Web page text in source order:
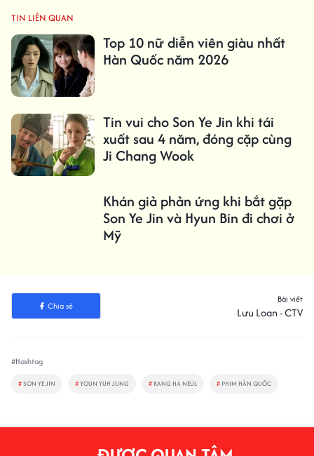
TIN LIÊN QUAN
Top 10 nữ diễn viên giàu nhất
Hàn Quốc năm 2026
Tin vui cho Son Ye Jin khi tái
xuất sau 4 năm, đóng cặp cùng
Ji Chang Wook
Khán giả phản ứng khi bắt gặp
Son Ye Jin và Hyun Bin đi chơi ở
Mỹ
Chia sẻ
Bài viết
Lưu Loan - CTV
#Hashtag
#SON YE JIN #YOUN YUH JUNG # KANG HA NEUL # PHIM HÀN QUỐC